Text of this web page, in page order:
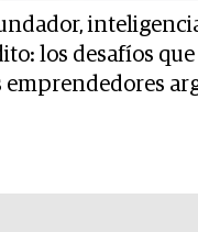
los desafíos
emprendedores